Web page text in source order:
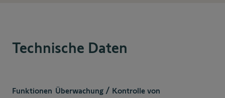
Technische Daten
Funktionen Überwachung / Kontrolle von